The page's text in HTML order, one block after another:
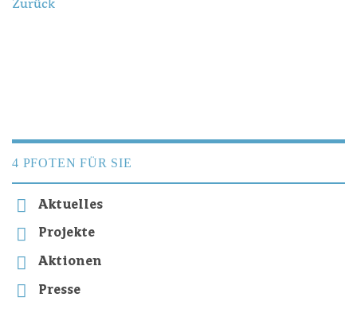
Zurück
4 PFOTEN FÜR SIE
Aktuelles
Projekte
Aktionen
Presse